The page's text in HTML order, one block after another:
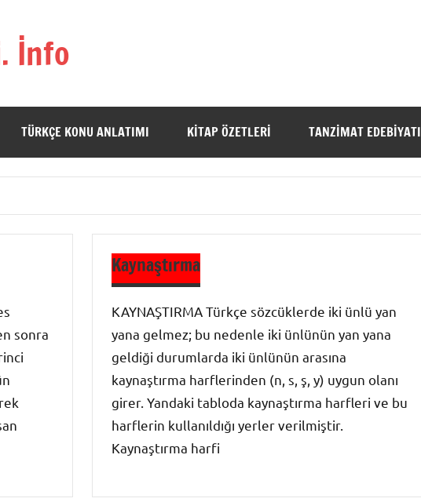
İnfo
TÜRKÇE KONU ANLATIMI KITAP ÖZETLERI TANZIMAT EDEBIYATI
sonra
Kaynaştırma
KAYNAŞTIRMA Türkçe sözcüklerde iki ünlü yan
yana gelmez; bu nedenle iki ünlünün yan yana
geldiği durumlarda iki ünlünün arasına
kaynaştırma harflerinden (n, s, ş, y) uygun olanı
girer. Yandaki tabloda kaynaştırma harfleri ve bu
harflerin kullanıldığı yerler verilmiştir.
Kaynaştırma harfi